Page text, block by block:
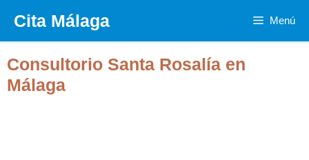
contenido
Cita Málaga Menú
Consultorio Santa Rosalía en
Málaga